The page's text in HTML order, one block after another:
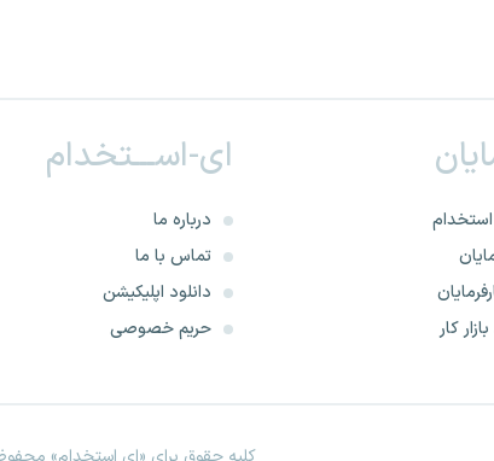
کار
ای-اســـتخدام
درباره ما
تماس با ما
دانلود اپلیکیشن
حریم خصوصی